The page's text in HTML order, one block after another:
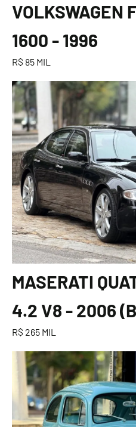
VOLKSWAGEN
1600 - 1996
R$ 85 MIL
MASERATI
4.2 V8 - 2006
R$ 265 MIL